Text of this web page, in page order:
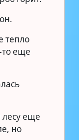
тепло
то еще
еще
но